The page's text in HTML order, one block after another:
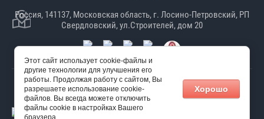
Россия, 141137, Московская область, г. Лосино-Петровский, РП
Свердловский, ул.Строителей, дом 20
© 2017 ООО "Январь"
Создание сайтаМегагрупп
Этот сайт использует cookie-файлы и
другие технологии для улучшения его
работы. Продолжая работу с сайтом, Вы
разрешаете использование cookie-
файлов. Вы всегда можете отключить
файлы cookie в настройках Вашего
браузера.
Хорошо